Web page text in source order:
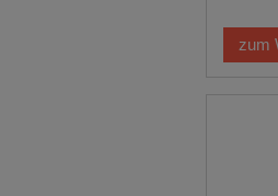
zum